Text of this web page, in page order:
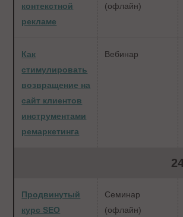
контекстной
рекламе
(офлайн)
Как
стимулировать
возвращение на
сайт клиентов
инструментами
ремаркетинга
Вебинар
Продвинутый
курс SEO
Семинар
(офлайн)